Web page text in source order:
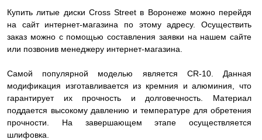
Купить литые диски Cross Street в Воронеже можно перейдя
на сайт интернет-магазина по этому адресу. Осуществить
заказ можно с помощью составления заявки на нашем сайте
или позвонив менеджеру интернет-магазина.
Самой популярной моделью является CR-10. Данная
модификация изготавливается из кремния и алюминия, что
гарантирует их прочность и долговечность. Материал
поддается высокому давлению и температуре для обретения
прочности. На завершающем этапе осуществляется
шлифовка.